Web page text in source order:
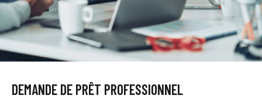
DEMANDE DE PRÊT PROFESSIONNEL